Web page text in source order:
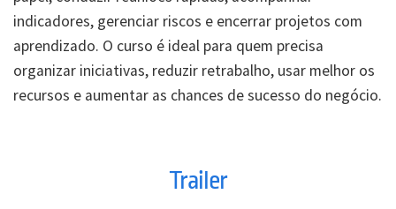
indicadores, gerenciar riscos e encerrar projetos com
aprendizado. O curso é ideal para quem precisa
organizar iniciativas, reduzir retrabalho, usar melhor os
recursos e aumentar as chances de sucesso do negócio.
Trailer